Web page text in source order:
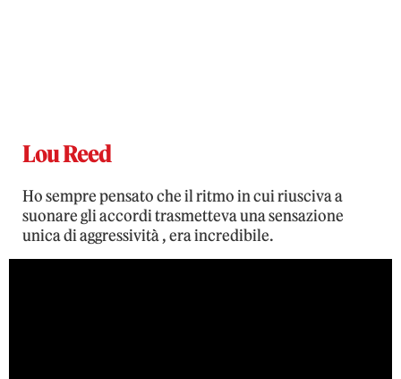
Lou Reed
Ho sempre pensato che il ritmo in cui riusciva a
suonare gli accordi trasmetteva una sensazione
unica di aggressività , era incredibile.